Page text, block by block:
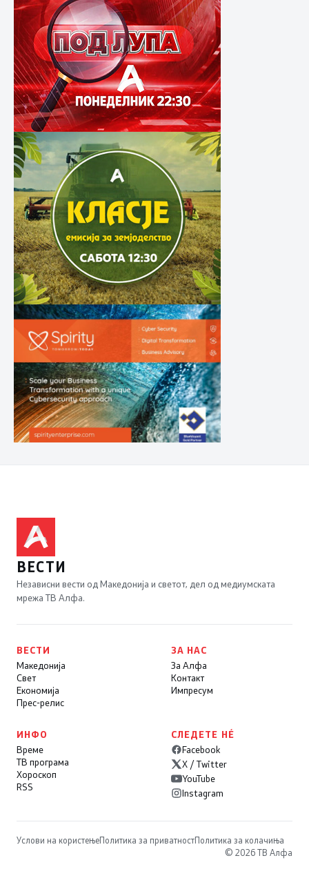
ВЕСТИ
Независни вести од Македонија и светот, дел од медиумската
мрежа ТВ Алфа.
ВЕСТИ
Македонија
Свет
Економија
Прес-релис
ЗА НАС
За Алфа
Контакт
Импресум
ИНФО
Време
ТВ програма
Хороскоп
RSS
СЛЕДЕТЕ НÉ
Facebook
X / Twitter
YouTube
Instagram
Услови на користењеПолитика за приватностПолитика за колачиња
© 2026 ТВ Алфа